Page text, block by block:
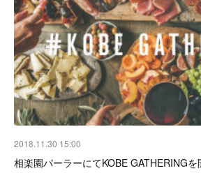
2018.11.30 15:00
相楽園パーラーにてKOBE GATHERINGを